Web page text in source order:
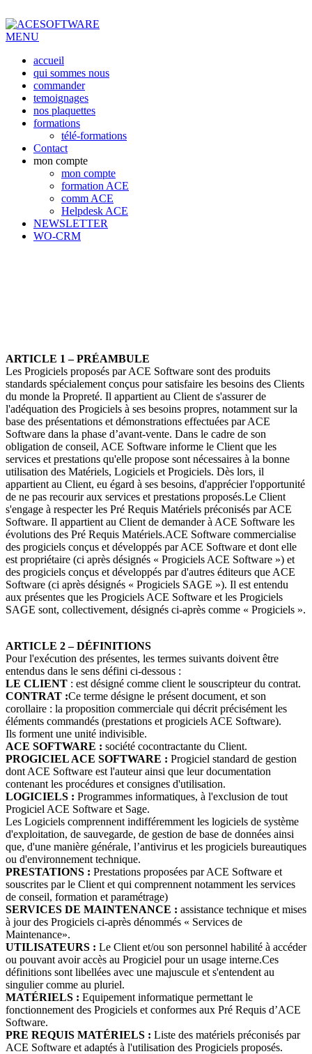
MENU
accueil
qui sommes nous
commander
temoignages
nos plaquettes
formations
télé-formations
Contact
mon compte
mon compte
formation ACE
comm ACE
Helpdesk ACE
NEWSLETTER
WO-CRM
ARTICLE 1 –PRÉAMBULE
Les Progiciels proposés par ACE Software sont des produits
standards spécialement conçus pour satisfaire les besoins des Clients
du monde la Propreté. Il appartient au Client de s'assurer de
l'adéquation des Progiciels à ses besoins propres, notamment sur la
base des présentations et démonstrations effectuées par ACE
Software dans la phase d’avant-vente. Dans le cadre de son
obligation de conseil, ACE Software informe le Client que les
services et prestations qu'elle propose sont nécessaires à la bonne
utilisation des Matériels, Logiciels et Progiciels. Dès lors, il
appartient au Client, eu égard à ses besoins, d'apprécier l'opportunité
de ne pas recourir aux services et prestations proposés.Le Client
s'engage à respecter les Pré Requis Matériels préconisés par ACE
Software. Il appartient au Client de demander à ACE Software les
évolutions des Pré Requis Matériels.ACE Software commercialise
des progiciels conçus et développés par ACE Software et dont elle
est propriétaire (ci après désignés « Progiciels ACE Software ») et
des progiciels conçus et développés par d'autres éditeurs que ACE
Software (ci après désignés « Progiciels SAGE »). Il est entendu
aux présentes que les Progiciels ACE Software et les Progiciels
SAGE sont, collectivement, désignés ci-après comme « Progiciels ».
ARTICLE 2 –DÉFINITIONS
Pour l'exécution des présentes, les termes suivants doivent être
entendus dans le sens défini ci-dessous :
LE CLIENT : est désigné comme client le souscripteur du contrat.
CONTRAT :Ce terme désigne le présent document, et son
corollaire : la proposition commerciale qui décrit précisément les
éléments commandés (prestations et progiciels ACE Software).
Ils forment une unité indivisible.
ACE SOFTWARE : société cocontractante du Client.
PROGICIEL ACE SOFTWARE : Progiciel standard de gestion
dont ACE Software est l'auteur ainsi que leur documentation
contenant les procédures et consignes d'utilisation.
LOGICIELS : Programmes informatiques, à l'exclusion de tout
Progiciel ACE Software et Sage.
Les Logiciels comprennent indifféremment les logiciels de système
d'exploitation, de sauvegarde, de gestion de base de données ainsi
que, d'une manière générale, l’antivirus et les progiciels bureautiques
ou d'environnement technique.
PRESTATIONS : Prestations proposées par ACE Software et
souscrites par le Client et qui comprennent notamment les services
de conseil, formation et paramétrage)
SERVICES DE MAINTENANCE : assistance technique et mises
à jour des Progiciels ci-après dénommés « Services de
Maintenance».
UTILISATEURS : Le Client et/ou son personnel habilité à accéder
ou pouvant avoir accès au Progiciel pour un usage interne.Ces
définitions sont libellées avec une majuscule et s'entendent au
singulier comme au pluriel.
MATÉRIELS : Equipement informatique permettant le
fonctionnement des Progiciels et conformes aux Pré Requis d’ACE
Software.
PRE REQUIS MATÉRIELS : Liste des matériels préconisés par
ACE Software et adaptés à l'utilisation des Progiciels proposés.